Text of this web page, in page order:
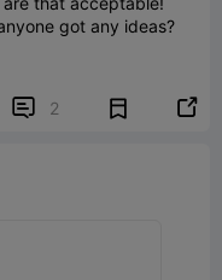
got any ideas?
 2 